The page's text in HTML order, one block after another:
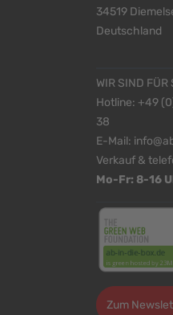
34519
Deutschland
WIR SIND FÜR
Hotline: +49
38
E-Mail:
Verkauf &
Mo-Fr: 8-16
Zum